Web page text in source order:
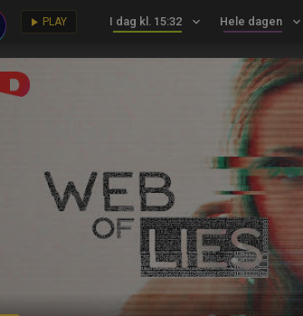
play_arrow PLAY I dag kl. 15:32 keyboard_arrow_down Hele dagen keyboard_arrow_down